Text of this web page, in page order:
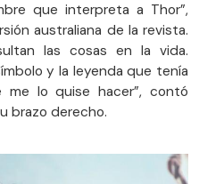
que interpreta a Thor”,
australiana de la revista.
las cosas en la vida.
y la leyenda que tenía
me lo quise hacer”, contó
brazo derecho.